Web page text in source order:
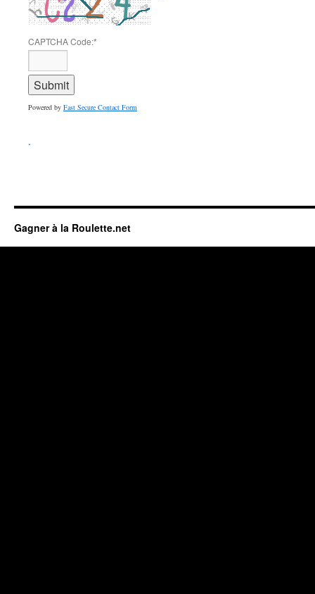
CAPTCHA Code:*
Powered by Fast Secure Contact Form
.
Gagner à la Roulette.net